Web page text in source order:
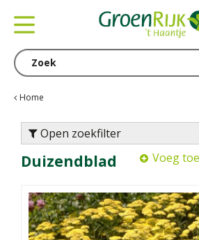
Home
Open zoekfilter
Duizendblad Voeg